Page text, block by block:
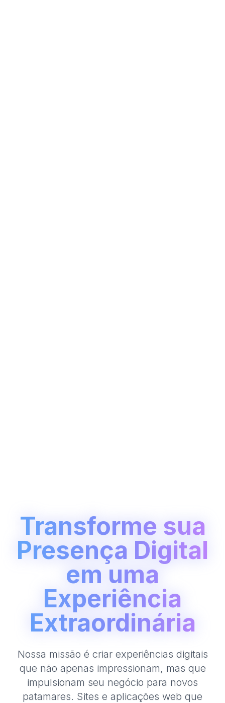
GitHub
LinkedIn
Instagram
WhatsApp
Transforme sua
Presença Digital
em uma
Experiência
Extraordinária
Nossa missão é criar experiências digitais
que não apenas impressionam, mas que
impulsionam seu negócio para novos
patamares. Sites e aplicações web que